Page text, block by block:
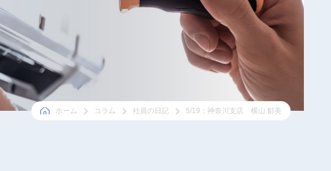
ホーム コラム 社員の日記 5/19：神奈川支店 横山 郁美